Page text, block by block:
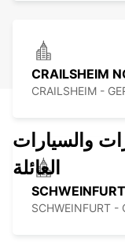
CRAILSHEIM
CRAILSHEIM -
SCHWEINFURT -
والسيارات
العائلة